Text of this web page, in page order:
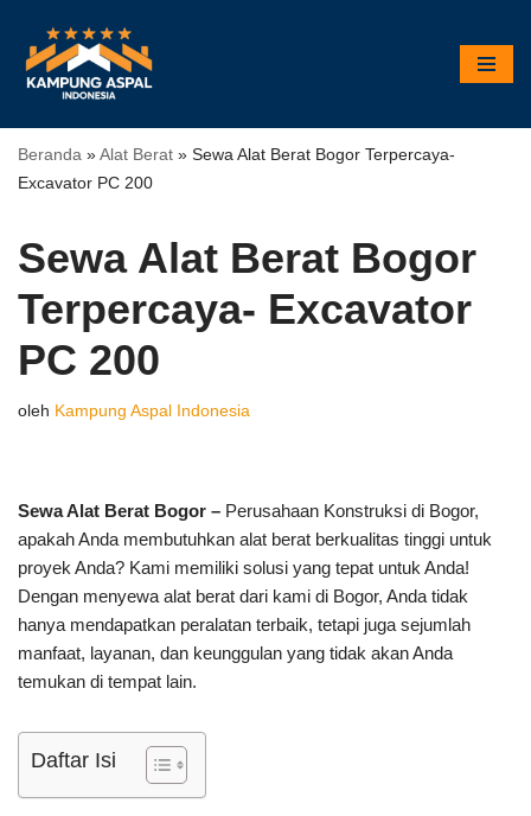
Lompat
ke
Beranda »Alat Berat » Sewa Alat Berat Bogor Terpercaya-
Excavator PC 200
Sewa Alat Berat Bogor
Terpercaya- Excavator
PC 200
oleh Kampung Aspal Indonesia
Sewa Alat Berat Bogor – Perusahaan Konstruksi di Bogor,
apakah Anda membutuhkan alat berat berkualitas tinggi untuk
proyek Anda? Kami memiliki solusi yang tepat untuk Anda!
Dengan menyewa alat berat dari kami di Bogor, Anda tidak
hanya mendapatkan peralatan terbaik, tetapi juga sejumlah
manfaat, layanan, dan keunggulan yang tidak akan Anda
temukan di tempat lain.
Daftar Isi